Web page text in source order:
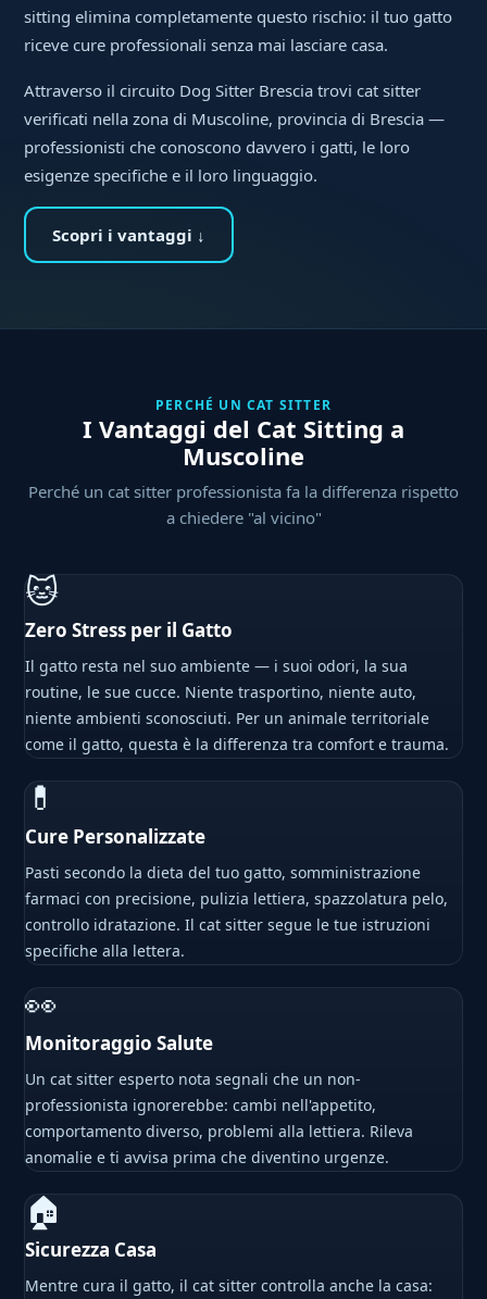
sitting elimina completamente questo rischio: il tuo gatto
riceve cure professionali senza mai lasciare casa.
Attraverso il circuito Dog Sitter Brescia trovi cat sitter
verificati nella zona di Muscoline, provincia di Brescia —
professionisti che conoscono davvero i gatti, le loro
esigenze specifiche e il loro linguaggio.
Scopri i vantaggi ↓
PERCHÉ UN CAT SITTER
I Vantaggi del Cat Sitting a
Muscoline
Perché un cat sitter professionista fa la differenza rispetto
a chiedere "al vicino"
🐱
Zero Stress per il Gatto
Il gatto resta nel suo ambiente — i suoi odori, la sua
routine, le sue cucce. Niente trasportino, niente auto,
niente ambienti sconosciuti. Per un animale territoriale
come il gatto, questa è la differenza tra comfort e trauma.
💊
Cure Personalizzate
Pasti secondo la dieta del tuo gatto, somministrazione
farmaci con precisione, pulizia lettiera, spazzolatura pelo,
controllo idratazione. Il cat sitter segue le tue istruzioni
specifiche alla lettera.
👀
Monitoraggio Salute
Un cat sitter esperto nota segnali che un non-
professionista ignorerebbe: cambi nell'appetito,
comportamento diverso, problemi alla lettiera. Rileva
anomalie e ti avvisa prima che diventino urgenze.
🏠
Sicurezza Casa
Mentre cura il gatto, il cat sitter controlla anche la casa: